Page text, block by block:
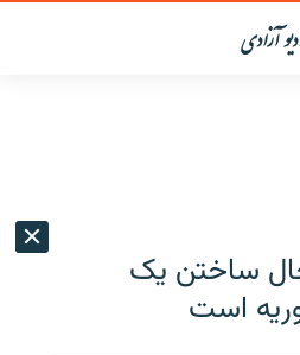
حال ساختن یک
است